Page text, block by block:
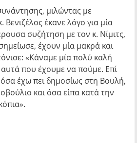
μιλώντας με
έκανε λόγο για μία
συζήτηση με τον κ. Νίμιτς,
έχουν μία μακρά και
«Κάναμε μία πολύ καλή
που έχουμε να πούμε. Επί
έχω πει δημοσίως στη Βουλή,
και όσα είπα κατά την